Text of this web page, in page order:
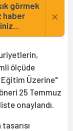
görmek
haber
×
ölçüde
Eğitim Üzerine"
25 Temmuz
onaylandı.